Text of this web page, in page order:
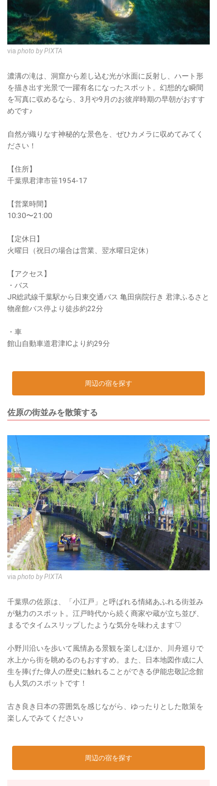
via photo by PIXTA
濃溝の滝は、洞窟から差し込む光が水面に反射し、ハート形
を描き出す光景で一躍有名になったスポット。幻想的な瞬間
を写真に収めるなら、3月や9月のお彼岸時期の早朝がおすす
めです♪
自然が織りなす神秘的な景色を、ぜひカメラに収めてみてく
ださい！
【住所】
千葉県君津市笹1954-17
【営業時間】
10:30〜21:00
【定休日】
火曜日（祝日の場合は営業、翌水曜日定休）
【アクセス】
・バス
JR総武線千葉駅から日東交通バス 亀田病院行き 君津ふるさと
物産館バス停より徒歩約22分
・車
館山自動車道君津ICより約29分
周辺の宿を探す
佐原の街並みを散策する
via photo by PIXTA
千葉県の佐原は、「小江戸」と呼ばれる情緒あふれる街並み
が魅力のスポット。江戸時代から続く商家や蔵が立ち並び、
まるでタイムスリップしたような気分を味わえます♡
小野川沿いを歩いて風情ある景観を楽しむほか、川舟巡りで
水上から街を眺めるのもおすすめ。また、日本地図作成に人
生を捧げた偉人の歴史に触れることができる伊能忠敬記念館
も人気のスポットです！
古き良き日本の雰囲気を感じながら、ゆったりとした散策を
楽しんでみてください♪
周辺の宿を探す